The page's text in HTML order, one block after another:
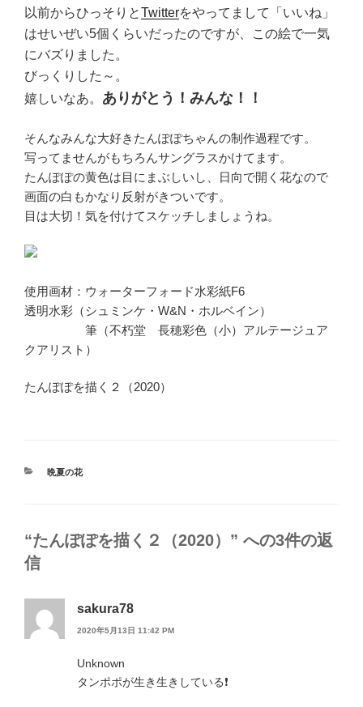
以前からひっそりとTwitterをやってまして「いいね」
はせいぜい5個くらいだったのですが、この絵で一気
にバズりました。
びっくりした～。
嬉しいなあ。 ありがとう！みんな！！
そんなみんな大好きたんぽぽちゃんの制作過程です。
写ってませんがもちろんサングラスかけてます。
たんぽぽの黄色は目にまぶしいし、日向で開く花なので
画面の白もかなり反射がきついです。
目は大切！気を付けてスケッチしましょうね。
使用画材：ウォーターフォード水彩紙F6
透明水彩（シュミンケ・W&N・ホルベイン）
筆（不朽堂 長穂彩色（小）アルテージュア
クアリスト）
たんぽぽを描く２（2020）
カ
晩夏の花
“たんぽぽを描く２（2020）” への3件の返
信
sakura78
2020年5月13日 11:42 PM
Unknown
タンポポが生き生きしている❗